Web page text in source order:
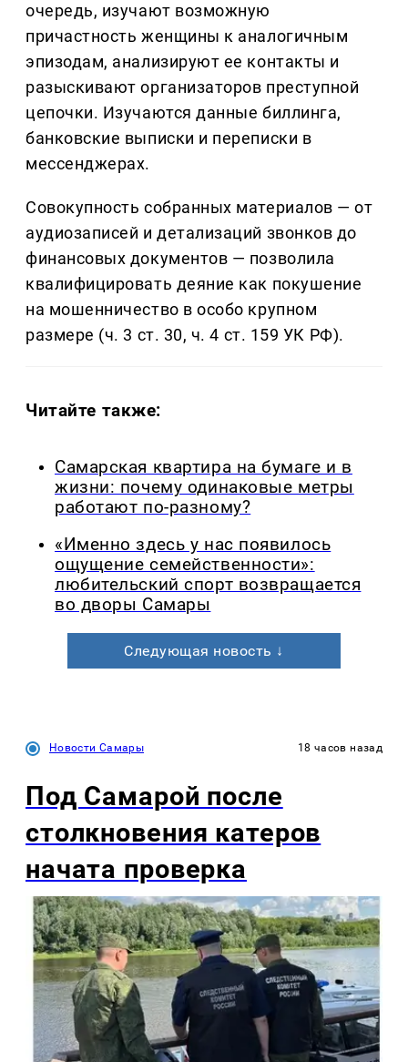
очередь, изучают возможную
причастность женщины к аналогичным
эпизодам, анализируют ее контакты и
разыскивают организаторов преступной
цепочки. Изучаются данные биллинга,
банковские выписки и переписки в
мессенджерах.
Совокупность собранных материалов — от
аудиозаписей и детализаций звонков до
финансовых документов — позволила
квалифицировать деяние как покушение
на мошенничество в особо крупном
размере (ч. 3 ст. 30, ч. 4 ст. 159 УК РФ).
Читайте также:
Самарская квартира на бумаге и в
жизни: почему одинаковые метры
работают по-разному?
«Именно здесь у нас появилось
ощущение семейственности»:
любительский спорт возвращается
во дворы Самары
Следующая новость ↓
Новости Самары 18 часов назад
Под Самарой после
столкновения катеров
начата проверка